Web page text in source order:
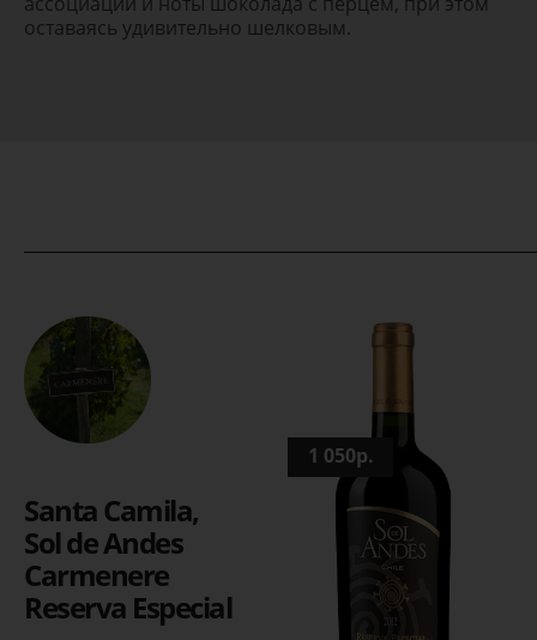
оставаясь удивительно шелковым.
1 050р.
Santa Camila,
Sol de Andes
Carmenere
Reserva Especial